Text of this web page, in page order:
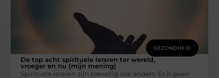
GEZONDHEID
De top acht spirituele leraren ter wereld,
vroeger en nu (mijn mening)
Spirituele leraren zijn toevallig ook anders. Er is geen